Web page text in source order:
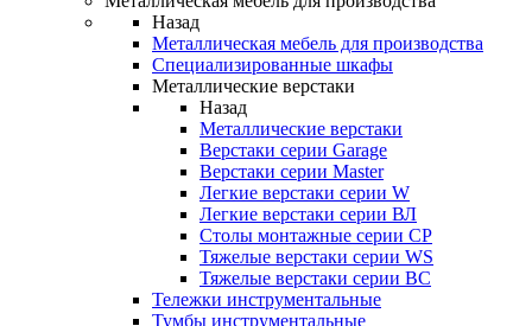
Назад
Металлическая мебель для производства
Cпециализированные шкафы
Металлические верстаки
Назад
Металлические верстаки
Верстаки серии Garage
Верстаки серии Master
Легкие верстаки серии W
Легкие верстаки серии ВЛ
Столы монтажные серии СР
Тяжелые верстаки серии WS
Тяжелые верстаки серии ВС
Тележки инструментальные
Тумбы инструментальные